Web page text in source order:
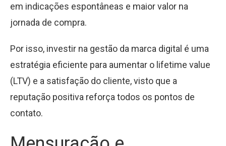
em indicações espontâneas e maior valor na
jornada de compra.
Por isso, investir na gestão da marca digital é uma
estratégia eficiente para aumentar o lifetime value
(LTV) e a satisfação do cliente, visto que a
reputação positiva reforça todos os pontos de
contato.